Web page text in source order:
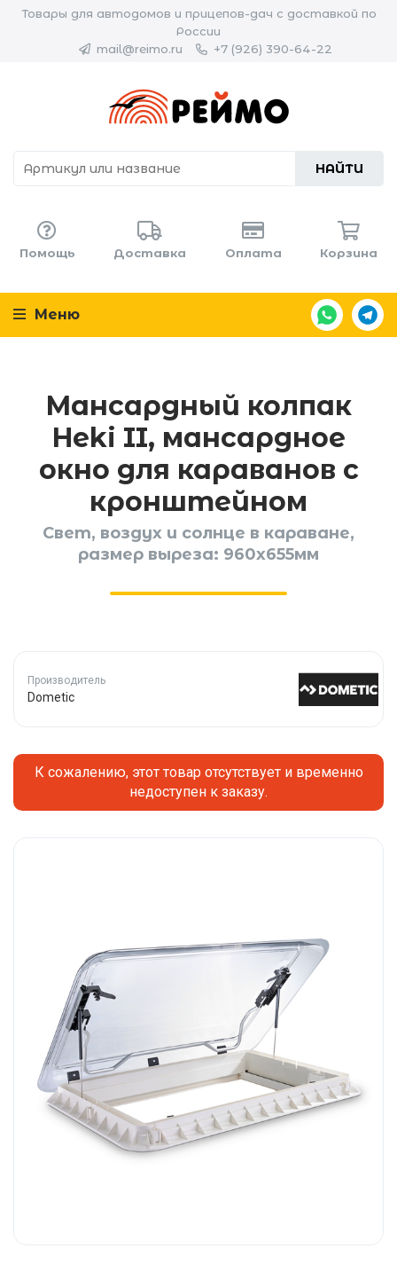
Товары для автодомов и прицепов-дач с доставкой по
России
mail@reimo.ru
+7 (926) 390-64-22
НАЙТИ
Помощь Доставка Оплата Корзина
Меню
Мансардный колпак
Heki II, мансардное
окно для караванов с
кронштейном
Свет, воздух и солнце в караване,
размер выреза: 960х655мм
Производитель
Dometic
К сожалению, этот товар отсутствует и временно
недоступен к заказу.